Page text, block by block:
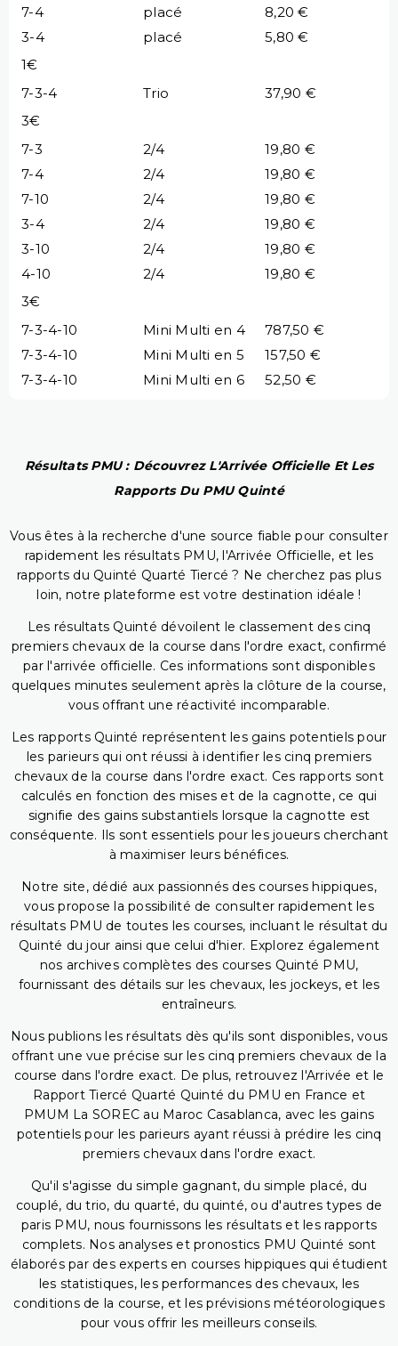
7-4 placé
8,20 €
3-4
placé
5,80 €
1€
7-3-4
Trio
37,90 €
3€
7-3
2/4
19,80 €
7-4
2/4
19,80 €
7-10
2/4
19,80 €
3-4
2/4
19,80 €
3-10
2/4
19,80 €
4-10
2/4
19,80 €
3€
7-3-4-10
Mini Multi en 4
787,50 €
7-3-4-10
Mini Multi en 5
157,50 €
7-3-4-10
Mini Multi en 6 52,50 €
Résultats PMU : Découvrez L'Arrivée Officielle Et Les
Rapports Du PMU Quinté
Vous êtes à la recherche d'une source fiable pour consulter
rapidement les résultats PMU, l'Arrivée Officielle, et les
rapports du Quinté Quarté Tiercé ? Ne cherchez pas plus
loin, notre plateforme est votre destination idéale !
Les résultats Quinté dévoilent le classement des cinq
premiers chevaux de la course dans l'ordre exact, confirmé
par l'arrivée officielle. Ces informations sont disponibles
quelques minutes seulement après la clôture de la course,
vous offrant une réactivité incomparable.
Les rapports Quinté représentent les gains potentiels pour
les parieurs qui ont réussi à identifier les cinq premiers
chevaux de la course dans l'ordre exact. Ces rapports sont
calculés en fonction des mises et de la cagnotte, ce qui
signifie des gains substantiels lorsque la cagnotte est
conséquente. Ils sont essentiels pour les joueurs cherchant
à maximiser leurs bénéfices.
Notre site, dédié aux passionnés des courses hippiques,
vous propose la possibilité de consulter rapidement les
résultats PMU de toutes les courses, incluant le résultat du
Quinté du jour ainsi que celui d'hier. Explorez également
nos archives complètes des courses Quinté PMU,
fournissant des détails sur les chevaux, les jockeys, et les
entraîneurs.
Nous publions les résultats dès qu'ils sont disponibles, vous
offrant une vue précise sur les cinq premiers chevaux de la
course dans l'ordre exact. De plus, retrouvez l'Arrivée et le
Rapport Tiercé Quarté Quinté du PMU en France et
PMUM La SOREC au Maroc Casablanca, avec les gains
potentiels pour les parieurs ayant réussi à prédire les cinq
premiers chevaux dans l'ordre exact.
Qu'il s'agisse du simple gagnant, du simple placé, du
couplé, du trio, du quarté, du quinté, ou d'autres types de
paris PMU, nous fournissons les résultats et les rapports
complets. Nos analyses et pronostics PMU Quinté sont
élaborés par des experts en courses hippiques qui étudient
les statistiques, les performances des chevaux, les
conditions de la course, et les prévisions météorologiques
pour vous offrir les meilleurs conseils.